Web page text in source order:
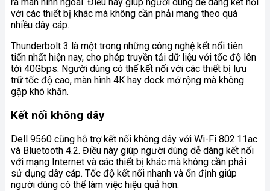
ra màn hình ngoài. Điều này giúp người dùng dễ dàng kết nối
với các thiết bị khác mà không cần phải mang theo quá
nhiều dây cáp.
Thunderbolt 3 là một trong những công nghệ kết nối tiên
tiến nhất hiện nay, cho phép truyền tải dữ liệu với tốc độ lên
tới 40Gbps. Người dùng có thể kết nối với các thiết bị lưu
trữ tốc độ cao, màn hình 4K hay dock mở rộng mà không
gặp khó khăn.
Kết nối không dây
Dell 9560 cũng hỗ trợ kết nối không dây với Wi-Fi 802.11ac
và Bluetooth 4.2. Điều này giúp người dùng dễ dàng kết nối
với mạng Internet và các thiết bị khác mà không cần phải
sử dụng dây cáp. Tốc độ kết nối nhanh và ổn định giúp
người dùng có thể làm việc hiệu quả hơn.